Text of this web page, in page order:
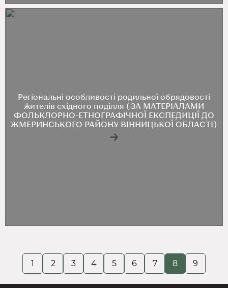
Регіональні особливості родильної обрядовості
жителів східного поділля (ЗА МАТЕРІАЛАМИ
ФОЛЬКЛОРНО-ЕТНОГРАФІЧНОЇ ЕКСПЕДИЦІЇ ДО
ЖМЕРИНСЬКОГО РАЙОНУ ВІННИЦЬКОЇ ОБЛАСТІ)
1 2 3 4 5 6 7 8 9